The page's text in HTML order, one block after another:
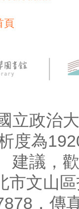
頁
立政治
度為
建議，
市文山
，傳